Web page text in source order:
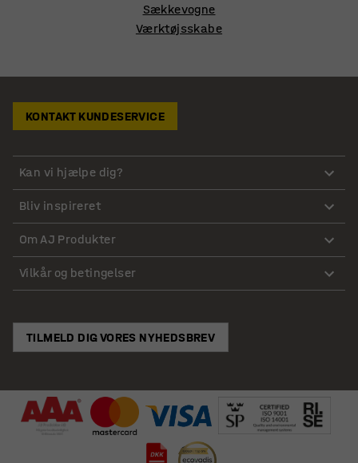
Sækkevogne
Værktøjsskabe
KONTAKT KUNDESERVICE
Kan vi hjælpe dig?
Bliv inspireret
Om AJ Produkter
Vilkår og betingelser
TILMELD DIG VORES NYHEDSBREV